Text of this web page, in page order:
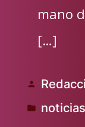
mano
[…]
Publicado
porPublicado